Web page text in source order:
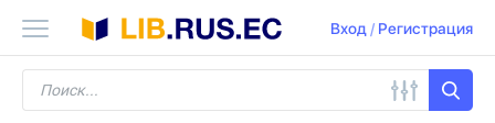
Вход/ Регистрация